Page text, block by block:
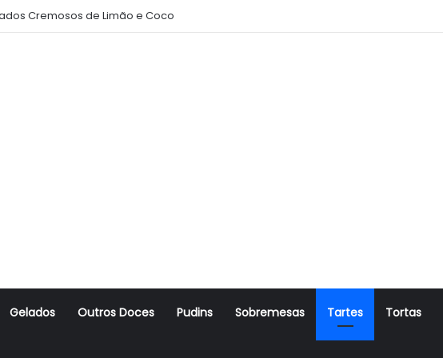
Cremosos de Limão e Coco
Gelados Outros Doces Pudins Sobremesas Tartes Tortas